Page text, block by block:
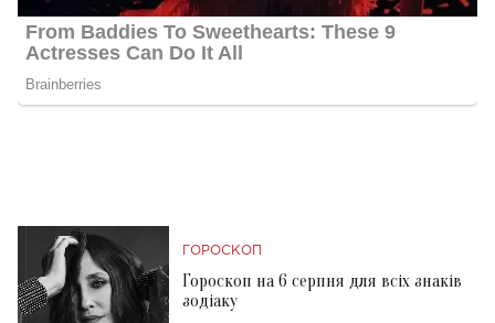
ГОРОСКОП
Гороскоп на 6 серпня для всіх знаків
зодіаку